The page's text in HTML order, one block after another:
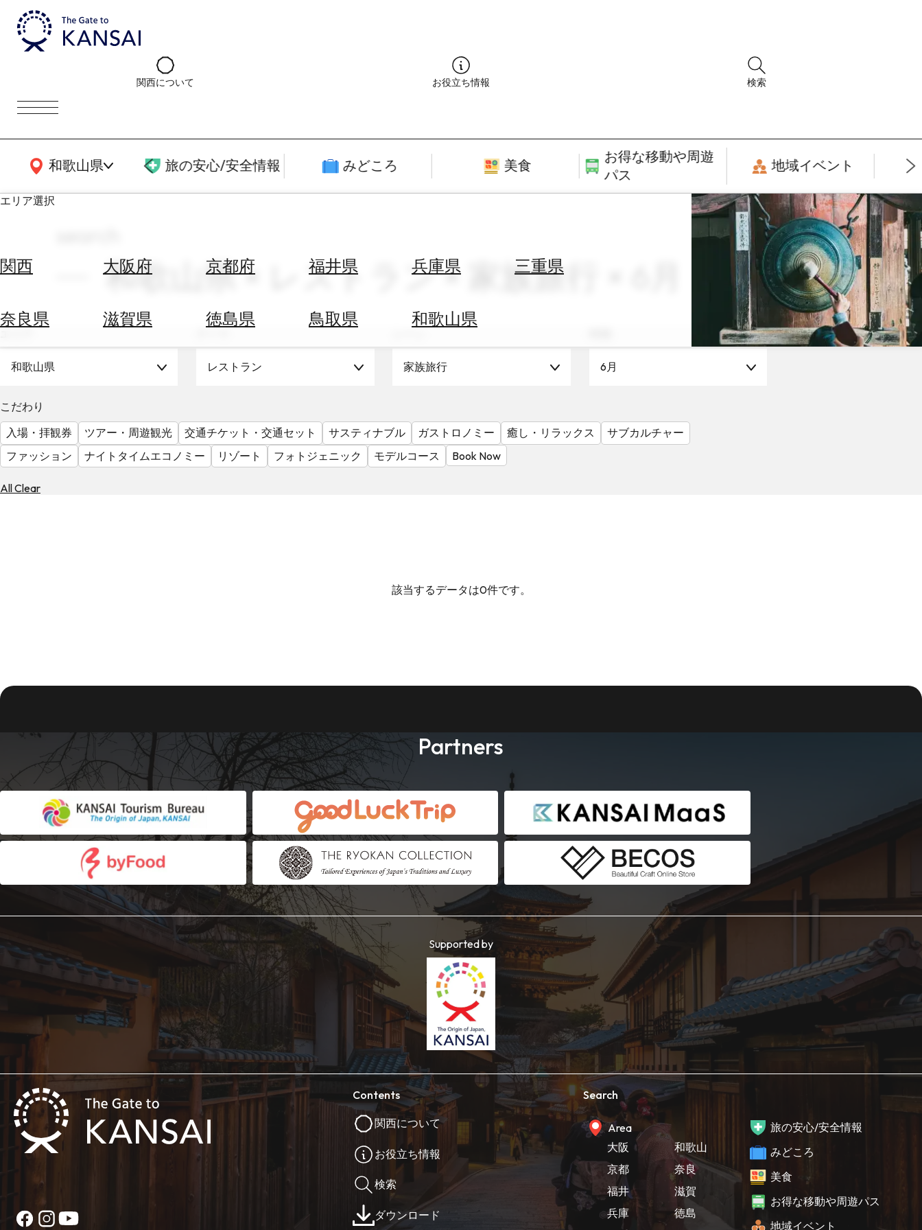
関西について お役立ち情報 検索
和歌山県
関西広域MAP 旅の安心/安全情報 みどころ 美食
お得な移動や周遊
パス
地域イベント
エリア選択
関西 大阪府 京都府 福井県 兵庫県 三重県
奈良県 滋賀県 徳島県 鳥取県 和歌山県
す
ホ
す
替
を
調
べ
天
和歌山県 × レストラン × 家族旅行 × 6月
和歌山県 レストラン 家族旅行 6月
こだわり
入場・拝観券
ツアー・周遊観光 交通チケット・交通セット サスティナブル ガストロノミー 癒し・リラックス
サブカルチャー
ファッション
ナイトタイムエコノミー リゾート フォトジェニック モデルコース Book Now
All Clear
該当するデータは0件です。
Partners
Supported by
Contents
関西について
お役立ち情報
検索
ダウンロード
Search
Area
大阪
京都
福井
兵庫
和歌山
奈良
滋賀
徳島
旅の安心/安全情報
みどころ
美食
お得な移動や周遊パス
地域イベント